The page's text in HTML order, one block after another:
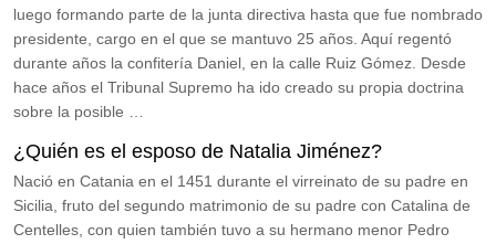
luego formando parte de la junta directiva hasta que fue nombrado
presidente, cargo en el que se mantuvo 25 años. Aquí regentó
durante años la confitería Daniel, en la calle Ruiz Gómez. Desde
hace años el Tribunal Supremo ha ido creado su propia doctrina
sobre la posible …
¿Quién es el esposo de Natalia Jiménez?
Nació en Catania en el 1451 durante el virreinato de su padre en
Sicilia, fruto del segundo matrimonio de su padre con Catalina de
Centelles, con quien también tuvo a su hermano menor Pedro